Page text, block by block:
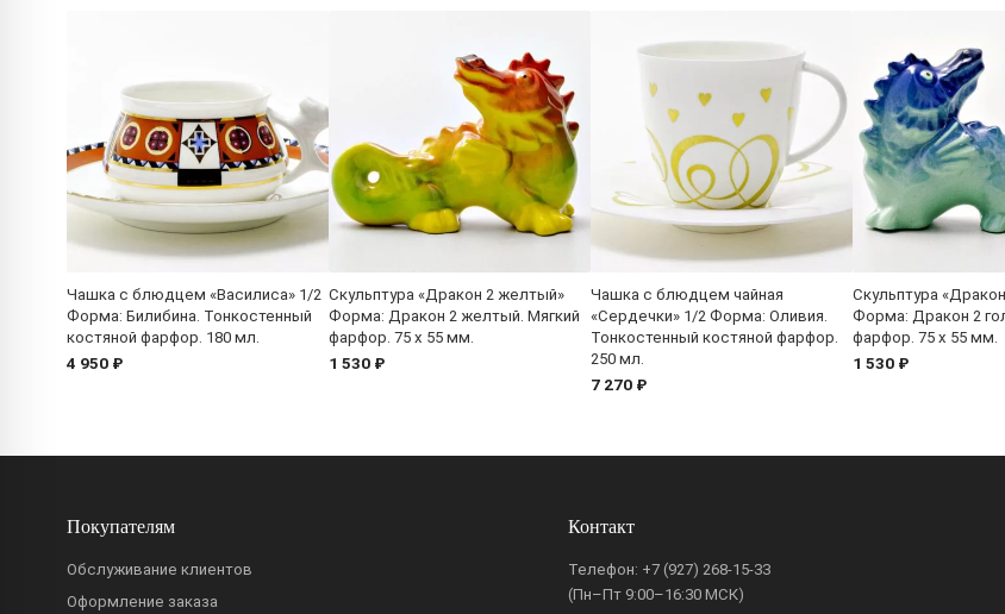
Чашка с блюдцем «Василиса» 1/2
Форма: Билибина. Тонкостенный
костяной фарфор. 180 мл.
4 950 ₽
Скульптура «Дракон 2 желтый»
Форма: Дракон 2 желтый. Мягкий
фарфор. 75 x 55 мм.
1 530 ₽
Чашка с блюдцем чайная
«Сердечки» 1/2 Форма: Оливия.
Тонкостенный костяной фарфор.
250 мл.
7 270 ₽
Скульптура
Форма: Дракон 2
фарфор. 75 x 55 мм.
1 530 ₽
Покупателям
Обслуживание клиентов
Оформление заказа
Контакт
Телефон: +7 (927) 268-15-33
(Пн–Пт 9:00–16:30 МСК)